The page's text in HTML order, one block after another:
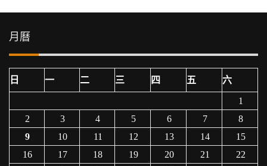
月曆
日 一 二 三 四 五 六
1
2
3 4 5 6 7
8
9
10 11 12 13 14
15
16
17 18 19 20 21
22